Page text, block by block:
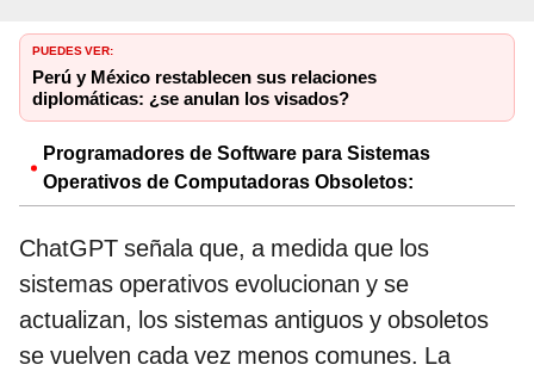
PUEDES VER:
Perú y México restablecen sus relaciones
diplomáticas: ¿se anulan los visados?
Programadores de Software para Sistemas
Operativos de Computadoras Obsoletos:
ChatGPT señala que, a medida que los
sistemas operativos evolucionan y se
actualizan, los sistemas antiguos y obsoletos
se vuelven cada vez menos comunes. La